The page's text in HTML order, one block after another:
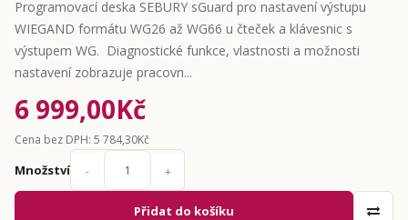
Programovací deska SEBURY sGuard pro nastavení výstupu
WIEGAND formátu WG26 až WG66 u čteček a klávesnic s
výstupem WG. Diagnostické funkce, vlastnosti a možnosti
nastavení zobrazuje pracovn...
6 999,00Kč
Cena bez DPH: 5 784,30Kč
Množství - +
Přidat do košíku